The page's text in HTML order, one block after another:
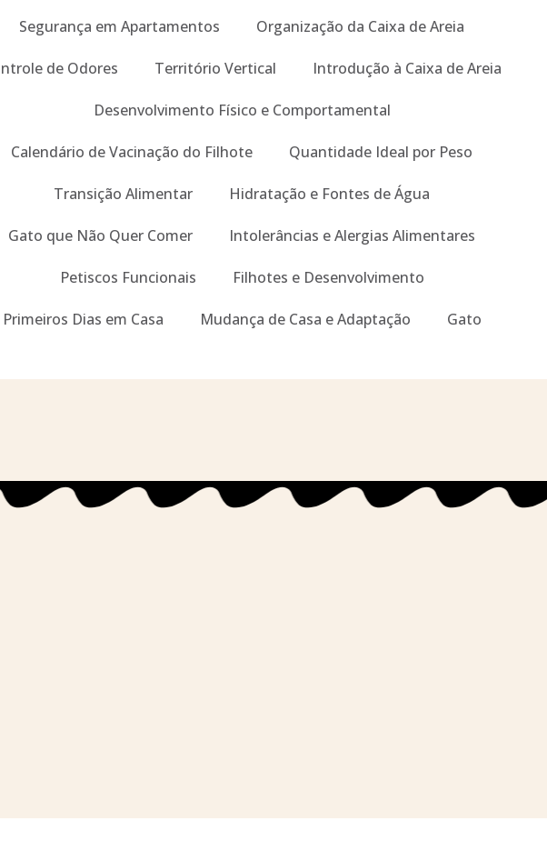
Segurança em Apartamentos Organização da Caixa de Areia
de Odores Território Vertical Introdução à Caixa de Areia
Desenvolvimento Físico e Comportamental
Calendário de Vacinação do Filhote Quantidade Ideal por Peso
Transição Alimentar Hidratação e Fontes de Água
Gato que Não Quer Comer Intolerâncias e Alergias Alimentares
Petiscos Funcionais Filhotes e Desenvolvimento
Primeiros Dias em Casa Mudança de Casa e Adaptação Gato